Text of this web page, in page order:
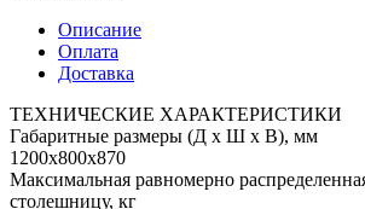
Описание
Оплата
Доставка
ТЕХНИЧЕСКИЕ ХАРАКТЕРИСТИКИ
Габаритные размеры (Д х Ш х В), мм
1200х800х870
Максимальная равномерно
столешницу, кг